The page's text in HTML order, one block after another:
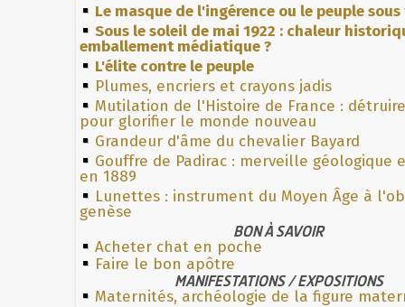
Le masque de l'ingérence ou le peuple
Sous le soleil de mai 1922 : chaleur
emballement médiatique ?
L'élite contre le peuple
Plumes, encriers et crayons jadis
Mutilation de l'Histoire de France :
pour glorifier le monde nouveau
Grandeur d'âme du chevalier Bayard
Gouffre de Padirac : merveille géologique
en 1889
Lunettes : instrument du Moyen Âge à
genèse
BON À SAVOIR
Acheter chat en poche
Faire le bon apôtre
MANIFESTATIONS / EXPOSITIONS
Maternités, archéologie de la figure